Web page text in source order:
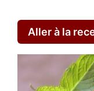
Aller à la